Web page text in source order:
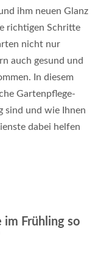
ihm neuen Glanz
richtigen Schritte
nicht nur
auch gesund und
In diesem
Gartenpflege-
sind und wie Ihnen
dabei helfen
Frühling so